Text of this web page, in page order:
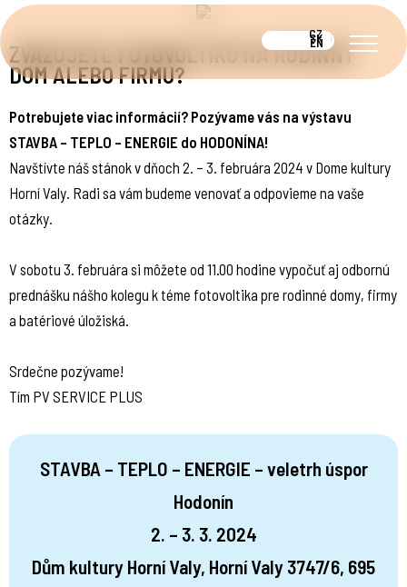
CZ
SK
EN
KONZULTÁCIA ZDARMA
O NÁS
PRE FIRMY
ZELENÁ PODNIKOM
SPOLUPRÁCA S OBCAMI
EMS
UKÁŽKA NÁŠHO EMS
NOVINKY
ĎALŠIE SLUŽBY
FOTOVOLTIKA PRE SAMOSPRÁVY
WALLBOXY
SERVIS A ÚDRŽBA
ZVAŽUJETE FOTOVOLTIKU NA RODINNÝ
DOM ALEBO FIRMU?
Potrebujete viac informácií? Pozývame vás na výstavu
STAVBA – TEPLO – ENERGIE do HODONÍNA!
Navštívte náš stánok v dňoch 2. – 3. februára 2024 v Dome kultury
Horní Valy. Radi sa vám budeme venovať a odpovieme na vaše
otázky.
V sobotu 3. februára si môžete od 11.00 hodine vypočuť aj odbornú
prednášku nášho kolegu k téme fotovoltika pre rodinné domy, firmy
a batériové úložiská.
Srdečne pozývame!
Tím PV SERVICE PLUS
STAVBA – TEPLO – ENERGIE – veletrh úspor
Hodonín
2. – 3. 3. 2024
Dům kultury Horní Valy, Horní Valy 3747/6, 695